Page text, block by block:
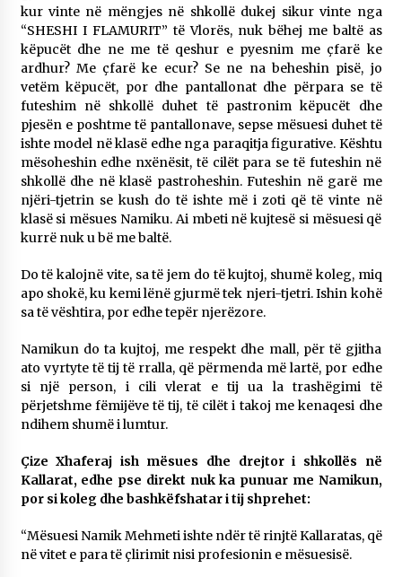
kur vinte në mëngjes në shkollë dukej sikur vinte nga
“SHESHI I FLAMURIT” të Vlorës, nuk bëhej me baltë as
këpucët dhe ne me të qeshur e pyesnim me çfarë ke
ardhur? Me çfarë ke ecur? Se ne na beheshin pisë, jo
vetëm këpucët, por dhe pantallonat dhe përpara se të
futeshim në shkollë duhet të pastronim këpucët dhe
pjesën e poshtme të pantallonave, sepse mësuesi duhet të
ishte model në klasë edhe nga paraqitja figurative. Kështu
mësoheshin edhe nxënësit, të cilët para se të futeshin në
shkollë dhe në klasë pastroheshin. Futeshin në garë me
njëri-tjetrin se kush do të ishte më i zoti që të vinte në
klasë si mësues Namiku. Ai mbeti në kujtesë si mësuesi që
kurrë nuk u bë me baltë.
Do të kalojnë vite, sa të jem do të kujtoj, shumë koleg, miq
apo shokë, ku kemi lënë gjurmë tek njeri-tjetri. Ishin kohë
sa të vështira, por edhe tepër njerëzore.
Namikun do ta kujtoj, me respekt dhe mall, për të gjitha
ato vyrtyte të tij të rralla, që përmenda më lartë, por edhe
si një person, i cili vlerat e tij ua la trashëgimi të
përjetshme fëmijëve të tij, të cilët i takoj me kenaqesi dhe
ndihem shumë i lumtur.
Çize Xhaferaj ish mësues dhe drejtor i shkollës në
Kallarat, edhe pse direkt nuk ka punuar me Namikun,
por si koleg dhe bashkëfshatar i tij shprehet:
“Mësuesi Namik Mehmeti ishte ndër të rinjtë Kallaratas, që
në vitet e para të çlirimit nisi profesionin e mësuesisë.